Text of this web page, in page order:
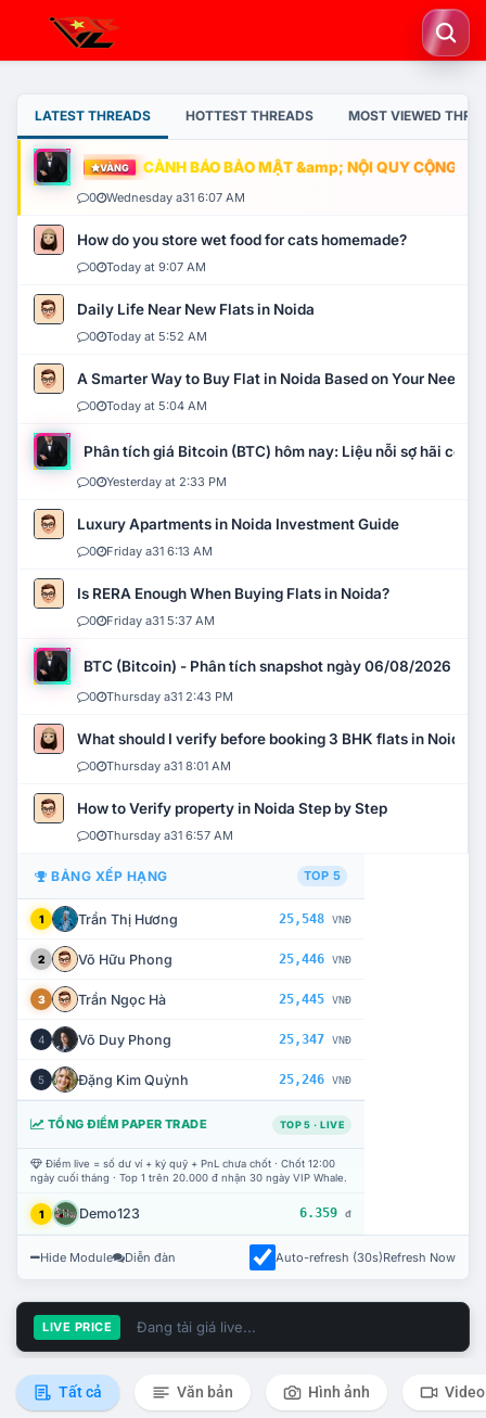
LATEST THREADS HOTTEST THREADS MOST VIEWED
VÀNG CẢNH BÁO BẢO MẬT &amp; NỘI QUY CỘNG
0 Wednesday a31 6:07 AM
How do you store wet food for cats homemade?
0 Today at 9:07 AM
Daily Life Near New Flats in Noida
0 Today at 5:52 AM
A Smarter Way to Buy Flat in Noida Based on Your Needs
0 Today at 5:04 AM
Phân tích giá Bitcoin (BTC) hôm nay: Liệu nỗi sợ hãi có
0 Yesterday at 2:33 PM
Luxury Apartments in Noida Investment Guide
0 Friday a31 6:13 AM
Is RERA Enough When Buying Flats in Noida?
0 Friday a31 5:37 AM
BTC (Bitcoin) - Phân tích snapshot ngày 06/08/2026
0 Thursday a31 2:43 PM
What should I verify before booking 3 BHK flats in Noida?
0 Thursday a31 8:01 AM
How to Verify property in Noida Step by Step
0 Thursday a31 6:57 AM
BẢNG XẾP HẠNG TOP 5
1 Trần Thị Hương 25,548 VNĐ
2 Võ Hữu Phong 25,446 VNĐ
3 Trần Ngọc Hà 25,445 VNĐ
4 Võ Duy Phong 25,347 VNĐ
5 Đặng Kim Quỳnh 25,246 VNĐ
TỔNG ĐIỂM PAPER TRADE TOP 5 · LIVE
Điểm live = số dư ví + ký quỹ + PnL chưa chốt · Chốt 12:00
ngày cuối tháng · Top 1 trên 20.000 đ nhận 30 ngày VIP Whale.
1 Demo123 6.359 đ
Hide Module Diễn đàn Auto-refresh (30s)Refresh Now
LIVE PRICE Đang tải giá live...
Tất cả Văn bản Hình ảnh Video